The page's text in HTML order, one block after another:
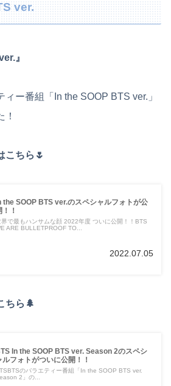
ver.
』
ー番組「In the SOOP BTS ver.」
こちら🌷
the SOOP BTS ver.のスペシャルフォトが公
！！
界で最もハンサムな顔 2022年度 ついに公開！！BTS
ARE BULLETPROOF TO...
2022.07.05
ちら🌲
In the SOOP BTS ver. Season 2のスペシ
ルフォトがついに公開！！
のバラエティー番組「In the SOOP BTS ver.
2」の...